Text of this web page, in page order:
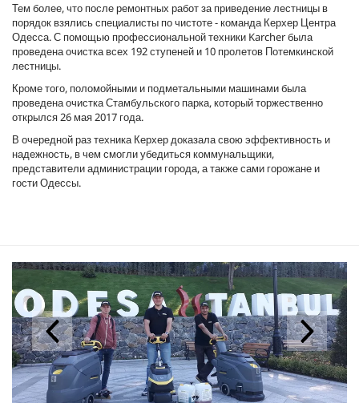
Тем более, что после ремонтных работ за приведение лестницы в
порядок взялись специалисты по чистоте - команда Керхер Центра
Одесса. С помощью профессиональной техники Karcher была
проведена очистка всех 192 ступеней и 10 пролетов Потемкинской
лестницы.
Кроме того, поломойными и подметальными машинами была
проведена очистка Стамбульского парка, который торжественно
открылся 26 мая 2017 года.
В очередной раз техника Керхер доказала свою эффективность и
надежность, в чем смогли убедиться коммунальщики,
представители администрации города, а также сами горожане и
гости Одессы.